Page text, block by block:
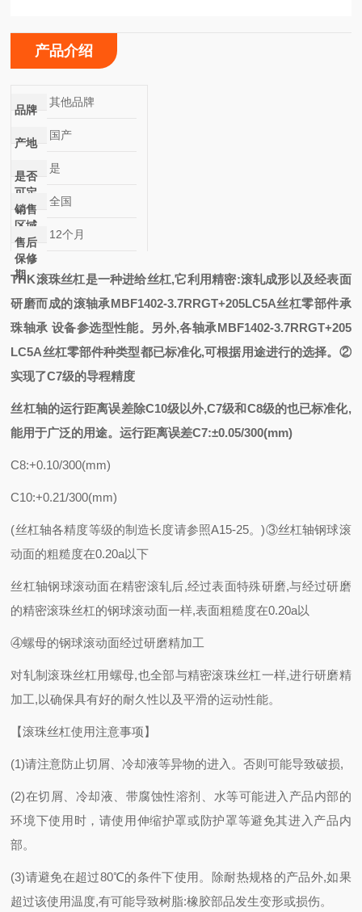
产品介绍
品牌
其他品牌
产地
国产
是否
可定
制
是
销售
区域
全国
售后
保修
期
12个月
THK滚珠丝杠是一种进给丝杠,它利用精密:滚轧成形以及经表面
研磨而成的滚轴承MBF1402-3.7RRGT+205LC5A丝杠零部件承
珠轴承 设备参选型性能。另外,各轴承MBF1402-3.7RRGT+205
LC5A丝杠零部件种类型都已标准化,可根据用途进行的选择。②
实现了C7级的导程精度
丝杠轴的运行距离误差除C10级以外,C7级和C8级的也已标准化,
能用于广泛的用途。运行距离误差C7:±0.05/300(mm)
C8:+0.10/300(mm)
C10:+0.21/300(mm)
(丝杠轴各精度等级的制造长度请参照A15-25。)③丝杠轴钢球滚
动面的粗糙度在0.20a以下
丝杠轴钢球滚动面在精密滚轧后,经过表面特殊研磨,与经过研磨
的精密滚珠丝杠的钢球滚动面一样,表面粗糙度在0.20a以
④螺母的钢球滚动面经过研磨精加工
对轧制滚珠丝杠用螺母,也全部与精密滚珠丝杠一样,进行研磨精
加工,以确保具有好的耐久性以及平滑的运动性能。
【滚珠丝杠使用注意事项】
(1)请注意防止切屑、冷却液等异物的进入。否则可能导致破损,
(2)在切屑、冷却液、带腐蚀性溶剂、水等可能进入产品内部的
环境下使用时，请使用伸缩护罩或防护罩等避免其进入产品内
部。
(3)请避免在超过80℃的条件下使用。除耐热规格的产品外,如果
超过该使用温度,有可能导致树脂:橡胶部品发生变形或损伤。